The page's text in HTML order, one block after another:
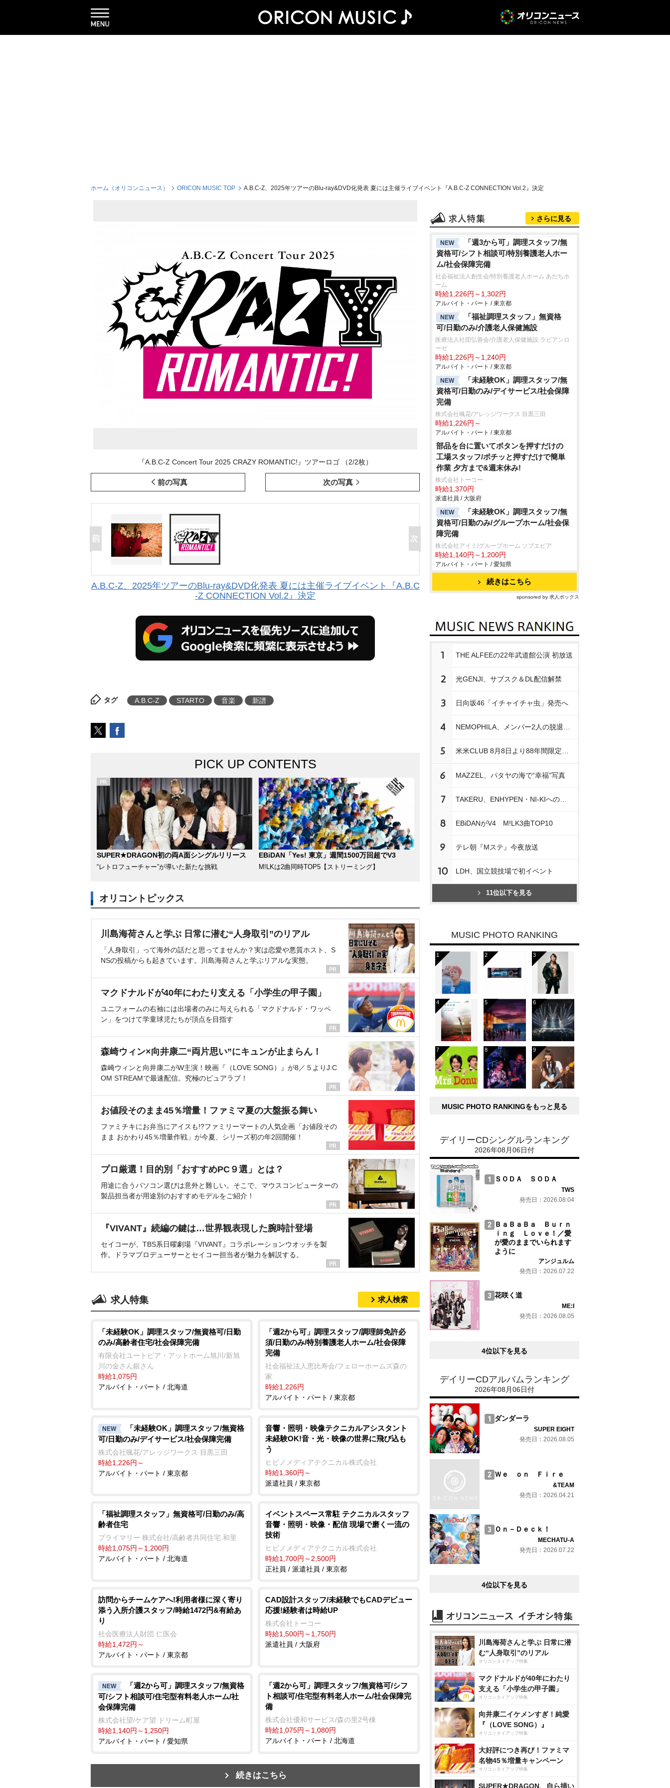
ホーム（オリコンニュース） ORICON MUSIC TOP A.B.C-Z、2025年ツアーのBlu-ray&DVD化発表 夏には主催ライブイベント『A.B.C-Z CONNECTION Vol.2』決定
『A.B.C-Z Concert Tour 2025 CRAZY ROMANTIC!』ツアーロゴ （2/2枚）
前の写真 次の写真
A.B.C-Z、2025年ツアーのBlu-ray&DVD化発表 夏には主催ライブイベント『A.B.C
-Z CONNECTION Vol.2』決定
タグ A.B.C-Z STARTO 音楽 新譜
PICK UP CONTENTS
SUPER★DRAGON初の両A面シングルリリース
“レトロフューチャー”が導いた新たな挑戦
EBiDAN「Yes! 東京」週間1500万回超でV3
M!LKは2曲同時TOP5【ストリーミング】
オリコントピックス
川島海荷さんと学ぶ 日常に潜む“人身取引”のリアル
「人身取引」って海外の話だと思ってませんか？実は恋愛や悪質ホスト、S
NSの投稿からも起きています。川島海荷さんと学ぶリアルな実態。
マクドナルドが40年にわたり支える「小学生の甲子園」
ユニフォームの右袖には出場者のみに与えられる「マクドナルド・ワッペ
ン」をつけて学童球児たちが頂点を目指す
森崎ウィン×向井康二“両片思い”にキュンが止まらん！
森崎ウィンと向井康二がW主演！映画『（LOVE SONG）』が8／５よりJ:C
OM STREAMで最速配信。究極のピュアラブ！
お値段そのまま45％増量！ファミマ夏の大盤振る舞い
ファミチキにお弁当にアイスも!?ファミリーマートの人気企画「お値段その
まま おかわり45％増量作戦」が今夏、シリーズ初の年2回開催！
プロ厳選！目的別「おすすめPC９選」とは？
用途に合うパソコン選びは意外と難しい。そこで、マウスコンピューターの
製品担当者が用途別のおすすめモデルをご紹介！
『VIVANT』続編の鍵は…世界観表現した腕時計登場
セイコーが、TBS系日曜劇場『VIVANT』コラボレーションウオッチを製
作。ドラマプロデューサーとセイコー担当者が魅力を解説する。
求人特集 求人検索
「未経験OK」調理スタッフ/無資格可/日勤
のみ/高齢者住宅/社会保障完備
有限会社ユートピア・アットホーム旭川/新旭
川の金さん銀さん
時給1,075円
アルバイト・パート / 北海道
「週2から可」調理スタッフ/調理師免許必
須/日勤のみ/特別養護老人ホーム/社会保障
完備
社会福祉法人恵比寿会/フェローホームズ森の
家
時給1,226円
アルバイト・パート / 東京都
NEW
「未経験OK」調理スタッフ/無資格
可/日勤のみ/デイサービス/社会保障完備
株式会社颯花/アレッジワークス 目黒三田
時給1,226円～
アルバイト・パート / 東京都
音響・照明・映像テクニカルアシスタント
未経験OK!音・光・映像の世界に飛び込も
う
ヒビノメディアテクニカル株式会社
時給1,360円～
派遣社員 / 東京都
「福祉調理スタッフ」無資格可/日勤のみ/高
齢者住宅
プライマリー 株式会社/高齢者共同住宅 和里
時給1,075円～1,200円
アルバイト・パート / 北海道
イベントスペース常駐 テクニカルスタッフ
音響・照明・映像・配信 現場で磨く一流の
技術
ヒビノメディアテクニカル株式会社
時給1,700円～2,500円
正社員 / 派遣社員 / 東京都
訪問からチームケアへ!利用者様に深く寄り
添う入所介護スタッフ/時給1472円&有給あ
り
社会医療法人財団 仁医会
時給1,472円～
アルバイト・パート / 東京都
CAD設計スタッフ/未経験でもCADデビュー
応援!経験者は時給UP
株式会社トーコー
時給1,500円～1,750円
派遣社員 / 大阪府
NEW
「週2から可」調理スタッフ/無資格
可/シフト相談可/住宅型有料老人ホーム/社
会保障完備
株式会社望/ケア望 ドリーム町屋
時給1,140円～1,250円
アルバイト・パート / 愛知県
「週2から可」調理スタッフ/無資格可/シフ
ト相談可/住宅型有料老人ホーム/社会保障完
備
株式会社優和サービス/森の里2号棟
時給1,075円～1,080円
アルバイト・パート / 北海道
続きはこちら
さらに見る
NEW
「週3から可」調理スタッフ/無
資格可/シフト相談可/特別養護老人ホー
ム/社会保障完備
社会福祉法人創生会/特別養護老人ホーム あだちホ
ーム
時給1,226円～1,302円
アルバイト・パート / 東京都
NEW
「福祉調理スタッフ」無資格
可/日勤のみ/介護老人保健施設
医療法人社団弘善会/介護老人保健施設 ラビアンロ
ーゼ
時給1,226円～1,240円
アルバイト・パート / 東京都
NEW
「未経験OK」調理スタッフ/無
資格可/日勤のみ/デイサービス/社会保障
完備
株式会社颯花/アレッジワークス 目黒三田
時給1,226円～
アルバイト・パート / 東京都
部品を台に置いてボタンを押すだけの
工場スタッフ/ポチッと押すだけで簡単
作業 夕方まで&週末休み!
株式会社トーコー
時給1,370円
派遣社員 / 大阪府
NEW
「未経験OK」調理スタッフ/無
資格可/日勤のみ/グループホーム/社会保
障完備
株式会社アイミ/グループホーム ソブエピア
時給1,140円～1,200円
アルバイト・パート / 愛知県
続きはこちら
sponsored by 求人ボックス
1 THE ALFEEの22年武道館公演 初放送
2 光GENJI、サブスク＆DL配信解禁
3 日向坂46「イチャイチャ虫」発売へ
4
5
6 MAZZEL、パタヤの海で“幸福”写真
7
8 EBiDANがV4 M!LK3曲TOP10
9 テレ朝『Mステ』今夜放送
10 LDH、国立競技場で初イベント
11位以下を見る
MUSIC PHOTO RANKING
MUSIC PHOTO RANKINGをもっと見る
デイリーCDシングルランキング
2026年08月06日付
ＳＯＤＡ ＳＯＤＡ
TWS
発売日：2026.08.04
ＢａＢａＢａ Ｂｕｒｎ
ｉｎｇ Ｌｏｖｅ！／愛
が愛のままでいられます
ように
アンジュルム
発売日：2026.07.22
花咲く道
ME:I
発売日：2026.08.05
4位以下を見る
デイリーCDアルバムランキング
2026年08月06日付
ダンダーラ
SUPER EIGHT
発売日：2026.08.05
Ｗｅ ｏｎ Ｆｉｒｅ
&TEAM
発売日：2026.04.21
Ｏｎ－Ｄｅｃｋ！
MECHATU-A
発売日：2026.07.22
4位以下を見る
川島海荷さんと学ぶ 日常に潜
む“人身取引”のリアル
オリコンタイアップ特集
マクドナルドが40年にわたり
支える「小学生の甲子園」
オリコンタイアップ特集
向井康二イケメンすぎ！純愛
『（LOVE SONG）』
オリコンタイアップ特集
大好評につき再び！ファミマ
名物45％増量キャンペーン
オリコンタイアップ特集
SUPER★DRAGON、自ら描い